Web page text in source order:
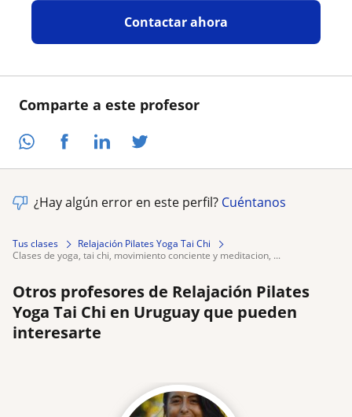
Comparte a este profesor
Contactar ahora
¿Hay algún error en este perfil? Cuéntanos
Tus clases
Relajación Pilates Yoga Tai Chi
clases de yoga, tai chi, movimiento conciente y meditacion, ...
Otros profesores de Relajación Pilates
Yoga Tai Chi en Uruguay que pueden
interesarte